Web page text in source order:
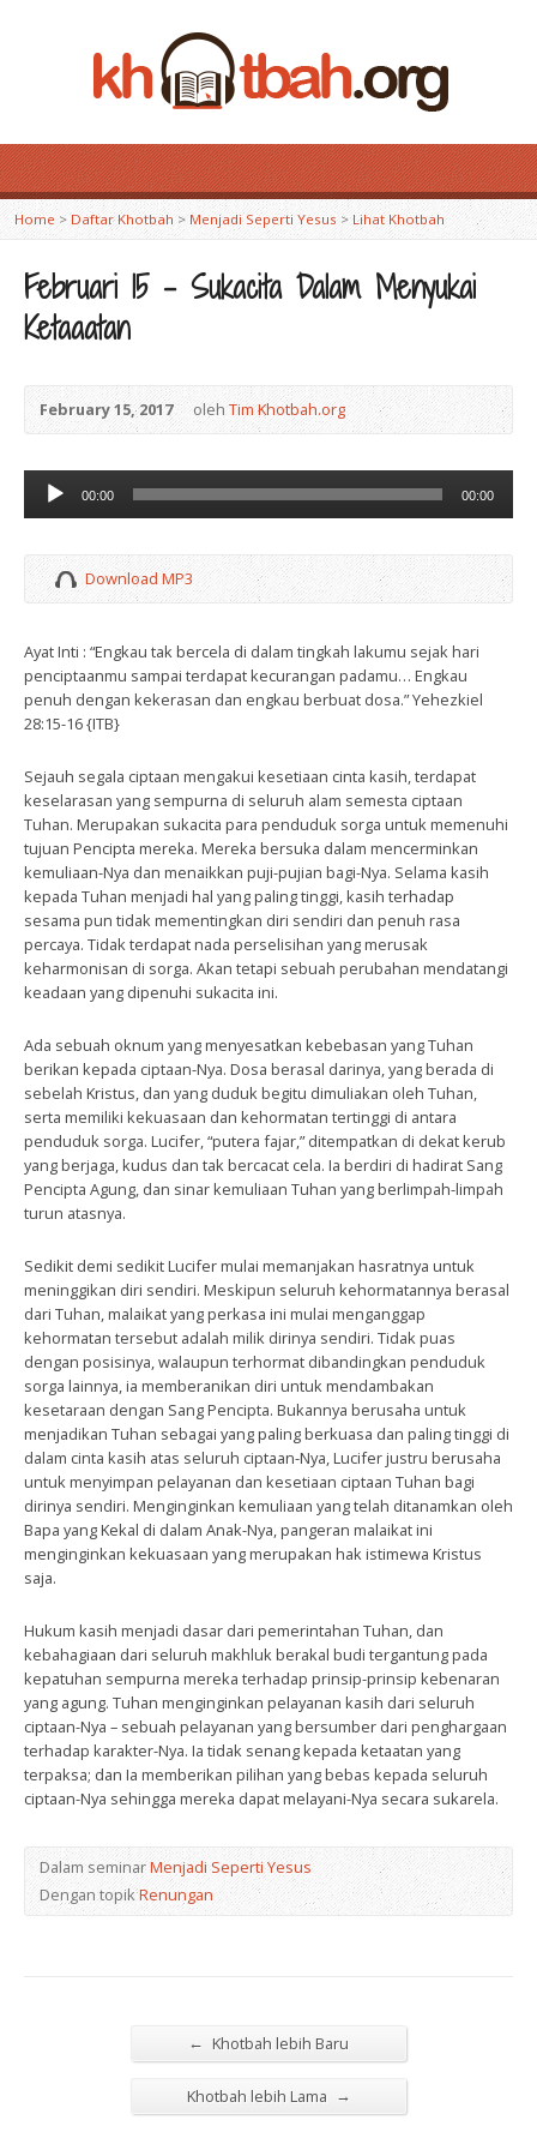
Home > Daftar Khotbah >Menjadi Seperti Yesus>Lihat Khotbah
Februari 15 – Sukacita Dalam Menyukai
Ketaaatan
February 15, 2017 olehTim Khotbah.org
Audio
Player
00:00 00:00
Download MP3
Ayat Inti : “Engkau tak bercela di dalam tingkah lakumu sejak hari
penciptaanmu sampai terdapat kecurangan padamu… Engkau
penuh dengan kekerasan dan engkau berbuat dosa.” Yehezkiel
28:15-16 {ITB}
Sejauh segala ciptaan mengakui kesetiaan cinta kasih, terdapat
keselarasan yang sempurna di seluruh alam semesta ciptaan
Tuhan. Merupakan sukacita para penduduk sorga untuk memenuhi
tujuan Pencipta mereka. Mereka bersuka dalam mencerminkan
kemuliaan-Nya dan menaikkan puji-pujian bagi-Nya. Selama kasih
kepada Tuhan menjadi hal yang paling tinggi, kasih terhadap
sesama pun tidak mementingkan diri sendiri dan penuh rasa
percaya. Tidak terdapat nada perselisihan yang merusak
keharmonisan di sorga. Akan tetapi sebuah perubahan mendatangi
keadaan yang dipenuhi sukacita ini.
Ada sebuah oknum yang menyesatkan kebebasan yang Tuhan
berikan kepada ciptaan-Nya. Dosa berasal darinya, yang berada di
sebelah Kristus, dan yang duduk begitu dimuliakan oleh Tuhan,
serta memiliki kekuasaan dan kehormatan tertinggi di antara
penduduk sorga. Lucifer, “putera fajar,” ditempatkan di dekat kerub
yang berjaga, kudus dan tak bercacat cela. Ia berdiri di hadirat Sang
Pencipta Agung, dan sinar kemuliaan Tuhan yang berlimpah-limpah
turun atasnya.
Sedikit demi sedikit Lucifer mulai memanjakan hasratnya untuk
meninggikan diri sendiri. Meskipun seluruh kehormatannya berasal
dari Tuhan, malaikat yang perkasa ini mulai menganggap
kehormatan tersebut adalah milik dirinya sendiri. Tidak puas
dengan posisinya, walaupun terhormat dibandingkan penduduk
sorga lainnya, ia memberanikan diri untuk mendambakan
kesetaraan dengan Sang Pencipta. Bukannya berusaha untuk
menjadikan Tuhan sebagai yang paling berkuasa dan paling tinggi di
dalam cinta kasih atas seluruh ciptaan-Nya, Lucifer justru berusaha
untuk menyimpan pelayanan dan kesetiaan ciptaan Tuhan bagi
dirinya sendiri. Menginginkan kemuliaan yang telah ditanamkan oleh
Bapa yang Kekal di dalam Anak-Nya, pangeran malaikat ini
menginginkan kekuasaan yang merupakan hak istimewa Kristus
saja.
Hukum kasih menjadi dasar dari pemerintahan Tuhan, dan
kebahagiaan dari seluruh makhluk berakal budi tergantung pada
kepatuhan sempurna mereka terhadap prinsip-prinsip kebenaran
yang agung. Tuhan menginginkan pelayanan kasih dari seluruh
ciptaan-Nya – sebuah pelayanan yang bersumber dari penghargaan
terhadap karakter-Nya. Ia tidak senang kepada ketaatan yang
terpaksa; dan Ia memberikan pilihan yang bebas kepada seluruh
ciptaan-Nya sehingga mereka dapat melayani-Nya secara sukarela.
Dalam seminarMenjadi Seperti Yesus
Dengan topikRenungan
← Khotbah lebih Baru
Khotbah lebih Lama →